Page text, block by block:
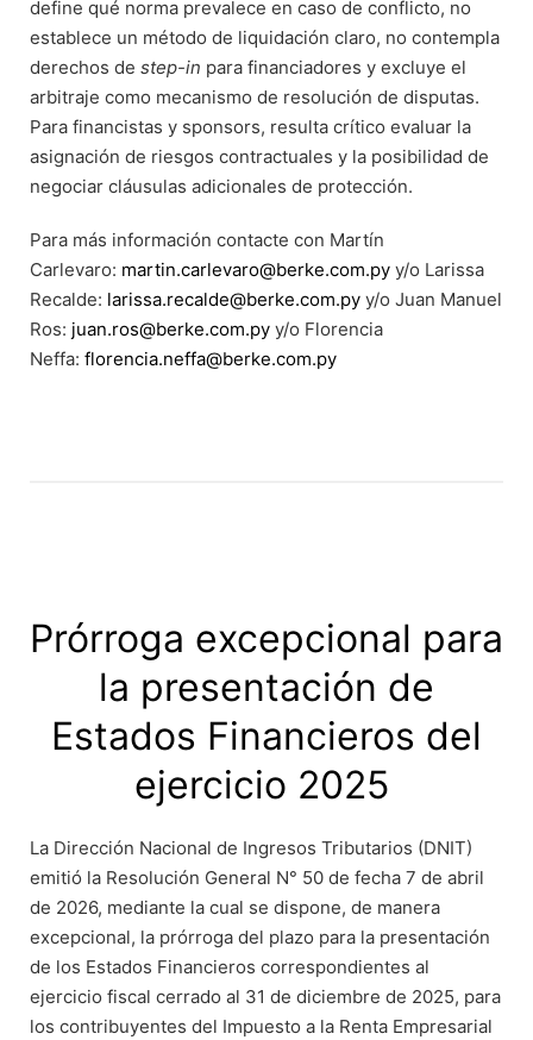
define qué norma prevalece en caso de conflicto, no
establece un método de liquidación claro, no contempla
derechos de step-in para financiadores y excluye el
arbitraje como mecanismo de resolución de disputas.
Para financistas y sponsors, resulta crítico evaluar la
asignación de riesgos contractuales y la posibilidad de
negociar cláusulas adicionales de protección.
Para más información contacte con Martín
Carlevaro: martin.carlevaro@berke.com.py y/o Larissa
Recalde: larissa.recalde@berke.com.py y/o Juan Manuel
Ros: juan.ros@berke.com.py y/o Florencia
Neffa: florencia.neffa@berke.com.py
Prórroga excepcional para
la presentación de
Estados Financieros del
ejercicio 2025
La Dirección Nacional de Ingresos Tributarios (DNIT)
emitió la Resolución General N° 50 de fecha 7 de abril
de 2026, mediante la cual se dispone, de manera
excepcional, la prórroga del plazo para la presentación
de los Estados Financieros correspondientes al
ejercicio fiscal cerrado al 31 de diciembre de 2025, para
los contribuyentes del Impuesto a la Renta Empresarial